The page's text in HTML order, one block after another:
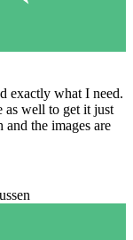
exactly what I need.
as well to get it just
the images are